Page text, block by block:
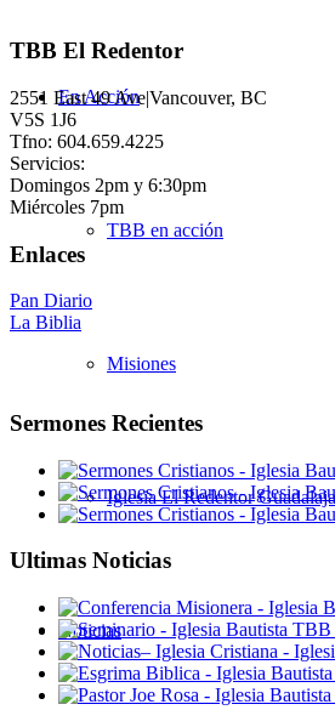
En Acción
TBB en acción
Misiones
Iglesia El Redentor
Noticias
TBB El Redentor
2551 East 49 Ave|Vancouver, BC
V5S 1J6
Tfno: 604.659.4225
Servicios:
Domingos 2pm y 6:30pm
Miércoles 7pm
Enlaces
Pan Diario
La Biblia
Sermones Recientes
Ultimas Noticias